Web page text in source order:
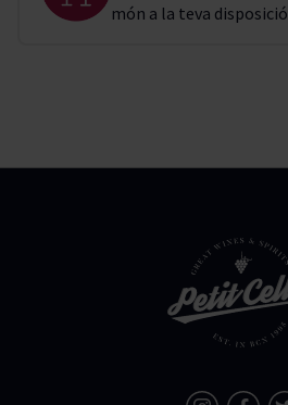
món a la teva disposició